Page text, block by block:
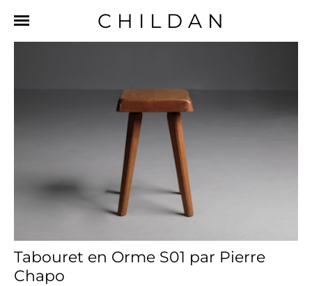
CHILDAN
Tabouret en Orme S01 par Pierre
Chapo